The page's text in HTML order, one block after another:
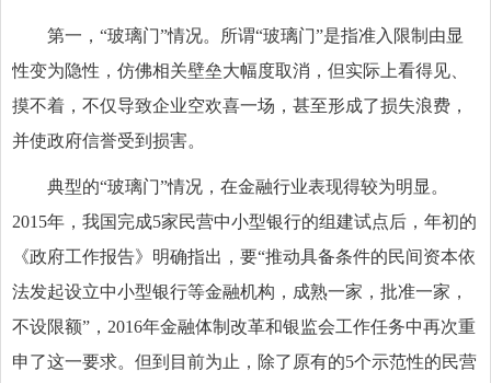
第一，“玻璃门”情况。所谓“玻璃门”是指准入限制由显
性变为隐性，仿佛相关壁垒大幅度取消，但实际上看得见、
摸不着，不仅导致企业空欢喜一场，甚至形成了损失浪费，
并使政府信誉受到损害。
典型的“玻璃门”情况，在金融行业表现得较为明显。
2015年，我国完成5家民营中小型银行的组建试点后，年初的
《政府工作报告》明确指出，要“推动具备条件的民间资本依
法发起设立中小型银行等金融机构，成熟一家，批准一家，
不设限额”，2016年金融体制改革和银监会工作任务中再次重
申了这一要求。但到目前为止，除了原有的5个示范性的民营